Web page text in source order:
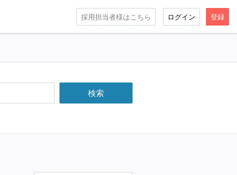
採用担当者様はこちら ログイン 登録